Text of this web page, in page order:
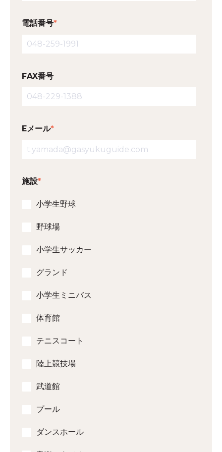
電話番号*
FAX番号
Eメール*
施設*
小学生野球
野球場
小学生サッカー
グランド
小学生ミニバス
体育館
テニスコート
陸上競技場
武道館
プール
ダンスホール